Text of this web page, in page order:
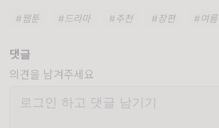
#웹툰 #드라마 #추천 #장편 #여름
댓글
의견을 남겨주세요